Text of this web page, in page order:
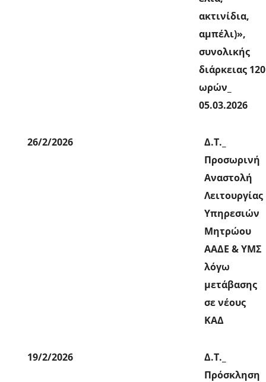
ακτινίδια,
αμπέλι)»,
συνολικής
διάρκειας 120
ωρών_
05.03.2026
26/2/2026
Δ.Τ._
Προσωρινή
Αναστολή
Λειτουργίας
Υπηρεσιών
Μητρώου
ΑΑΔΕ & ΥΜΣ
λόγω
μετάβασης
σε νέους
ΚΑΔ
19/2/2026
Δ.Τ._
Πρόσκληση